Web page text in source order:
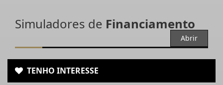
Simuladores de Financiamento
Abrir
TENHO INTERESSE